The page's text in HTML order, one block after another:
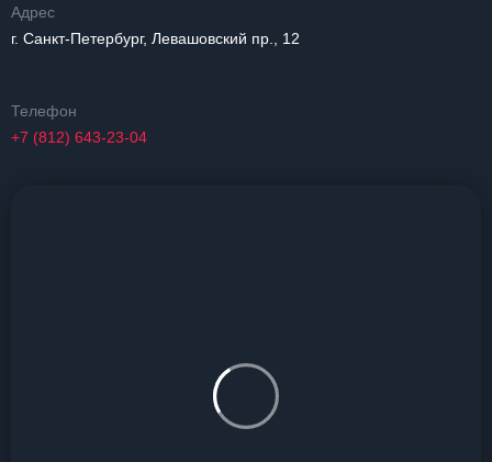
Адрес
г. Санкт-Петербург, Левашовский пр., 12
Телефон
+7 (812) 643-23-04